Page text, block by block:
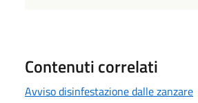
Contenuti correlati
Avviso disinfestazione dalle zanzare